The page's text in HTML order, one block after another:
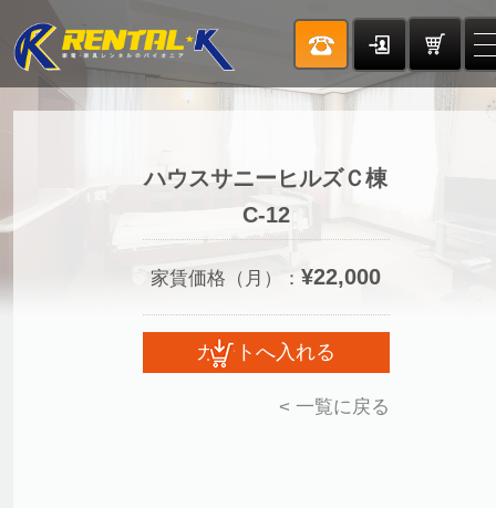
ハウスサニーヒルズＣ棟
C-12
家賃価格（月）： ¥22,000
< 一覧に戻る